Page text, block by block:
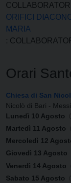
ORIFICI
MARIA
:
Orari
Chiesa di San
Nicolò di Bari -
Lunedì 10 Agosto
Martedì 11 Agosto
Mercoledì 12
Giovedì 13 Agosto
Venerdì 14 Agosto
Sabato 15 Agosto